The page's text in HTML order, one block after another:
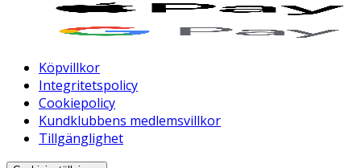
Köpvillkor
Integritetspolicy
Cookiepolicy
Kundklubbens medlemsvillkor
Tillgänglighet